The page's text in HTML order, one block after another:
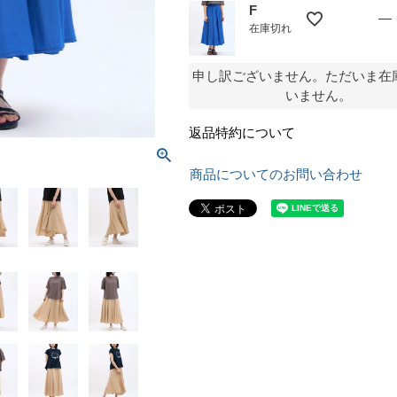
F
在庫切れ
—
申し訳ございません。ただいま在
いません。
返品特約について
商品についてのお問い合わせ